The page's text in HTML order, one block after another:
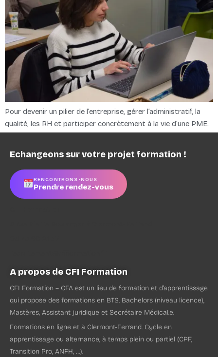
Pour devenir un pilier de l’entreprise, gérer l’administratif, la
qualité, les RH et participer concrètement à la vie d’une PME.
Echangeons sur votre projet formation !
RENCONTRONS-NOUS
Prendre rendez-vous
A propos de CFI Formation
CFI Formation – CFA est un lieu de formation et d’apprentissage
qui propose des formations en BTS, Bachelors (niveau licence),
Mastères, Assistant juridique et Secrétaire Médical.e.
Formations en ligne et à Clermont-Ferrand. Cycle en
apprentissage ou alternance, à temps plein ou partiel (CPF,
Transition Pro, ANFH, …).